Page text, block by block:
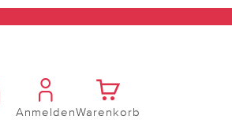
AnmeldenWarenkorb